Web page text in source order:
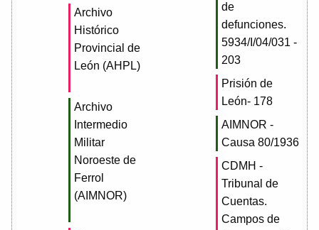
Archivo
Histórico
Provincial de
León (AHPL)
Archivo
Intermedio
Militar
Noroeste de
Ferrol
(AIMNOR)
de
defunciones.
5934/I/04/031 -
203
Prisión de
León- 178
AIMNOR -
Causa 80/1936
CDMH -
Tribunal de
Cuentas.
Campos de